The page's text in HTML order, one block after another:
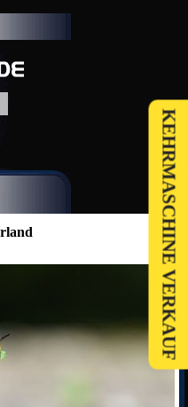
KEHRMASCHINE VERKAUF